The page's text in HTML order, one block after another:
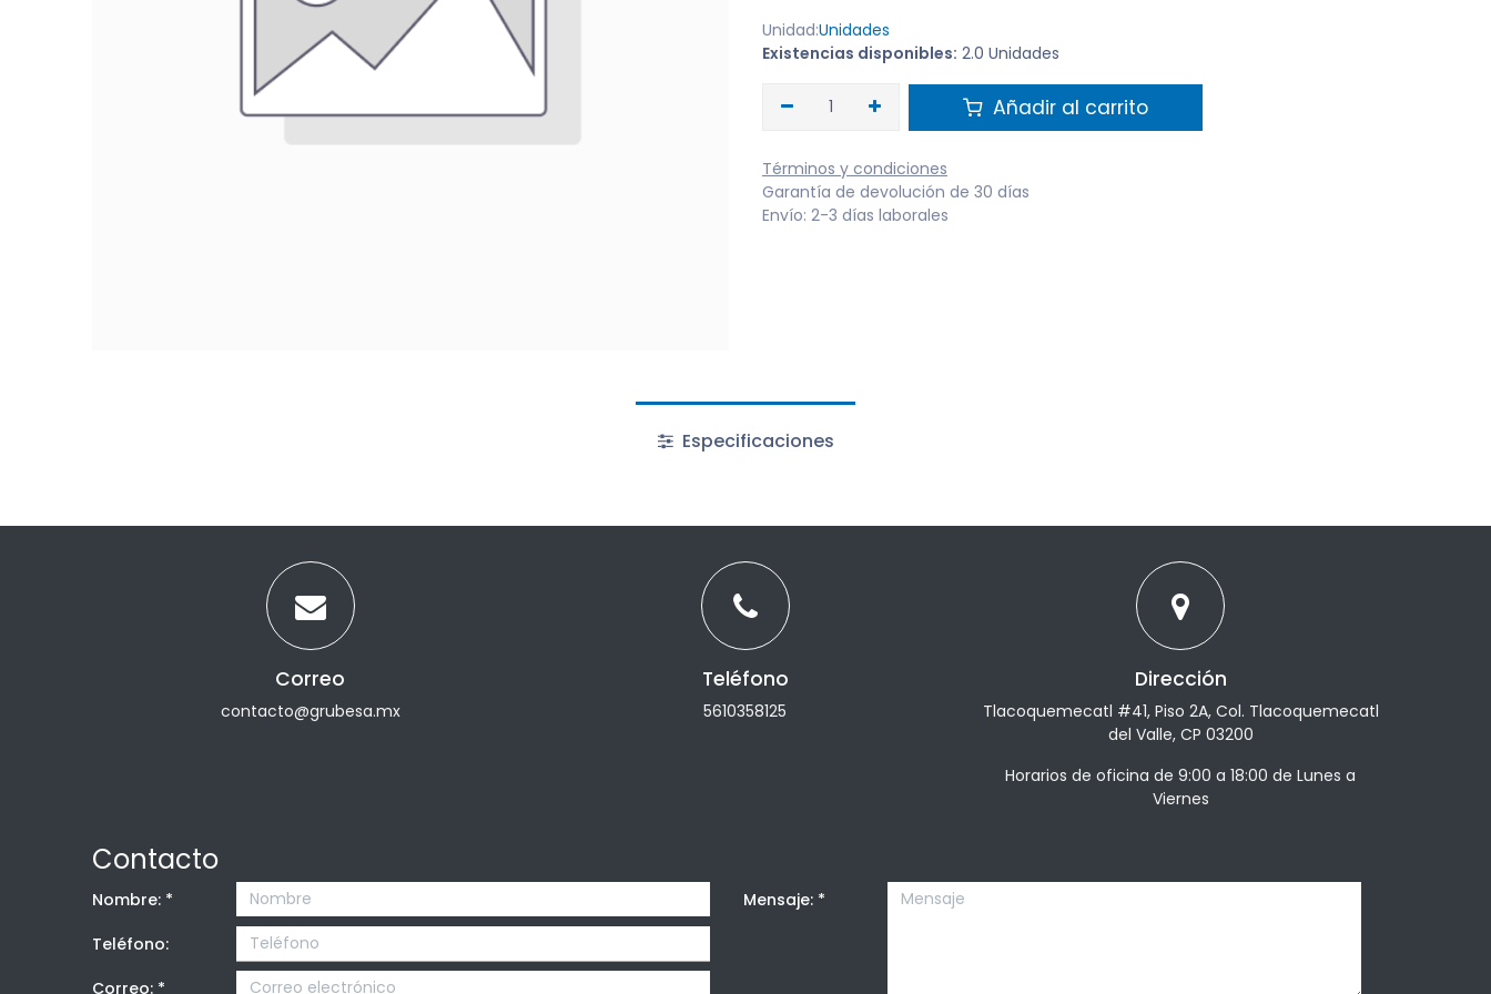
Unidad:Unidades
Existencias disponibles: 2.0 Unidades
Añadir al carrito
Términos y condiciones
Garantía de devolución de 30 días
Envío: 2-3 días laborales
Especificaciones
Correo
contacto@grubesa.mx
Teléfono
5610358125
Dirección
Tlacoquemecatl #41, Piso 2A, Col. Tlacoquemecatl
del Valle, CP 03200
Horarios de oficina de 9:00 a 18:00 de Lunes a
Viernes
Contacto
Nombre: *
Teléfono:
Correo: *
Mensaje: *